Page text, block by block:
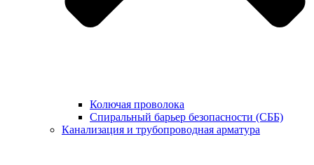
Колючая проволока
Спиральный барьер безопасности (СББ)
Канализация и трубопроводная арматура